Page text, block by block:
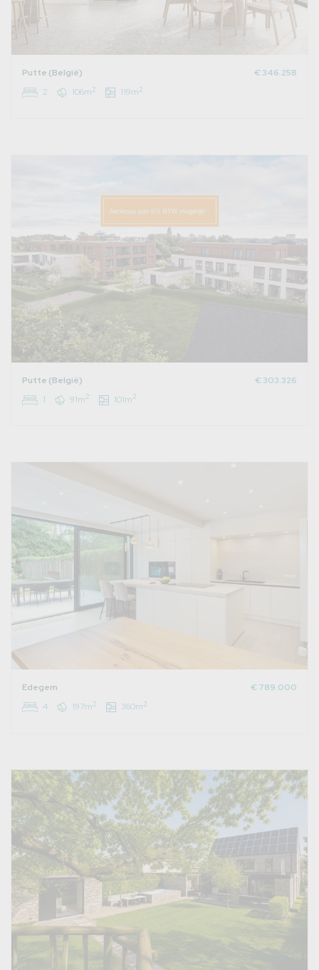
Putte (België)
€ 346.258
2
106m2 119m2
Putte (België)
€ 303.326
1
91m2 101m2
Edegem
€ 789.000
4
197m2 360m2